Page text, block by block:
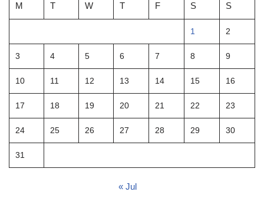
M T W T F S S
1 2
3 4 5 6 7 8 9
10 11 12 13 14 15 16
17 18 19 20 21 22 23
24 25 26 27 28 29 30
31
« Jul